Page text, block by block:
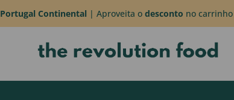
Portugal Continental | Aproveita o desconto no